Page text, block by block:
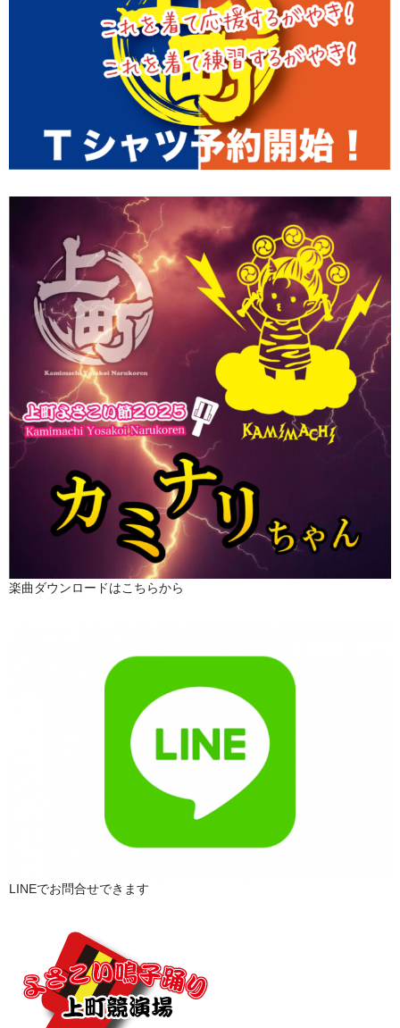
楽曲ダウンロードはこちらから
LINEでお問合せできます